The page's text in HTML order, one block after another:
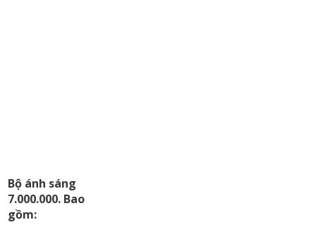
Bộ ánh sáng
7.000.000. Bao
gồm: